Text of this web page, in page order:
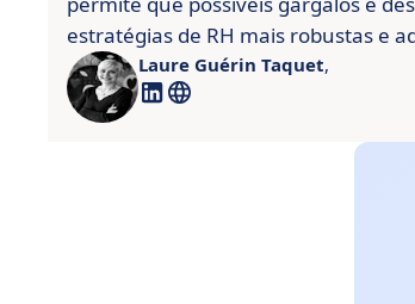
estratégias de RH mais robustas e
Laure Guérin Taquet,